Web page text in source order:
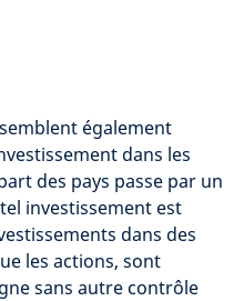
également
dans les
des pays passe par un
investissement est
dans des
les actions, sont
sans autre contrôle